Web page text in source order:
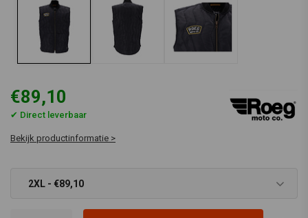
€89,10
✔ Direct leverbaar
Bekijk productinformatie >
2XL - €89,10